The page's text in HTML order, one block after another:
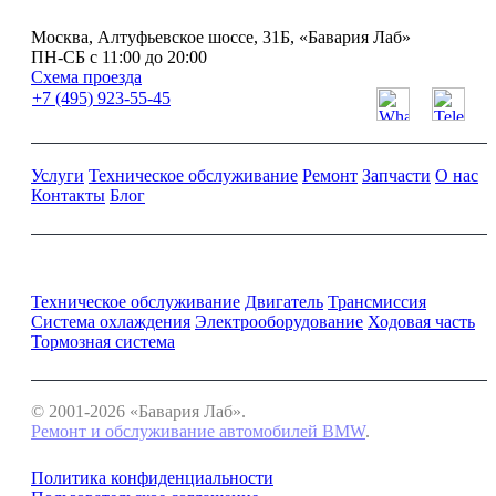
Москва, Алтуфьевское шоссе, 31Б, «Бавария Лаб»
ПН-СБ с 11:00 до 20:00
Схема проезда
+7 (495) 923-55-45
Услуги Техническое обслуживание Ремонт Запчасти О нас
Контакты Блог
Техническое обслуживание Двигатель Трансмиссия
Система охлаждения Электрооборудование Ходовая часть
Тормозная система
© 2001-2026 «Бавария Лаб».
Ремонт и обслуживание автомобилей BMW.
Политика конфиденциальности